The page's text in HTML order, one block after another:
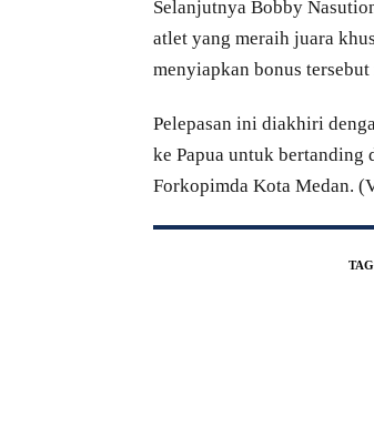
Selanjutnya Bobby
atlet yang meraih juara
menyiapkan bonus
Pelepasan ini diakhiri
ke Papua untuk
Forkopimda Kota Medan.